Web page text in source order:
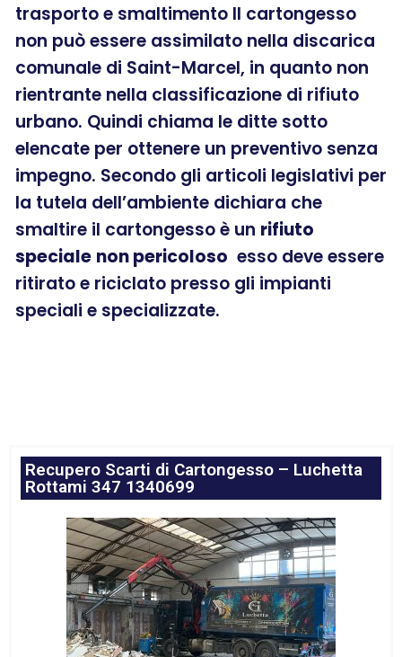
trasporto e smaltimento Il cartongesso
non può essere assimilato nella discarica
comunale di Saint-Marcel, in quanto non
rientrante nella classificazione di rifiuto
urbano. Quindi chiama le ditte sotto
elencate per ottenere un preventivo senza
impegno. Secondo gli articoli legislativi per
la tutela dell’ambiente dichiara che
smaltire il cartongesso è un rifiuto
speciale non pericoloso esso deve essere
ritirato e riciclato presso gli impianti
speciali e specializzate.
Recupero Scarti di Cartongesso – Luchetta
Rottami 347 1340699